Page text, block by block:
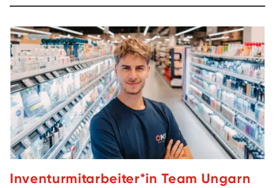
Inventurmitarbeiter*in Team Ungarn